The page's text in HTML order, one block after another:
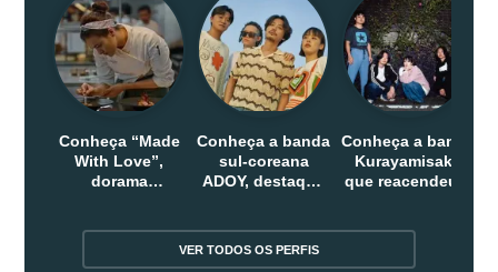
Conheça “Made
With Love”,
dorama
Conheça a banda
sul-coreana
ADOY, destaque
Conheça a banda
Kurayamisaka
que reacendeu o
VER TODOS OS PERFIS